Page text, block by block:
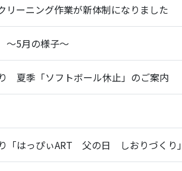
ーニング作業が新体制になりました
～5月の様子～
夏季「ソフトボール休止」のご案内
「はっぴぃART 父の日 しおりづくり